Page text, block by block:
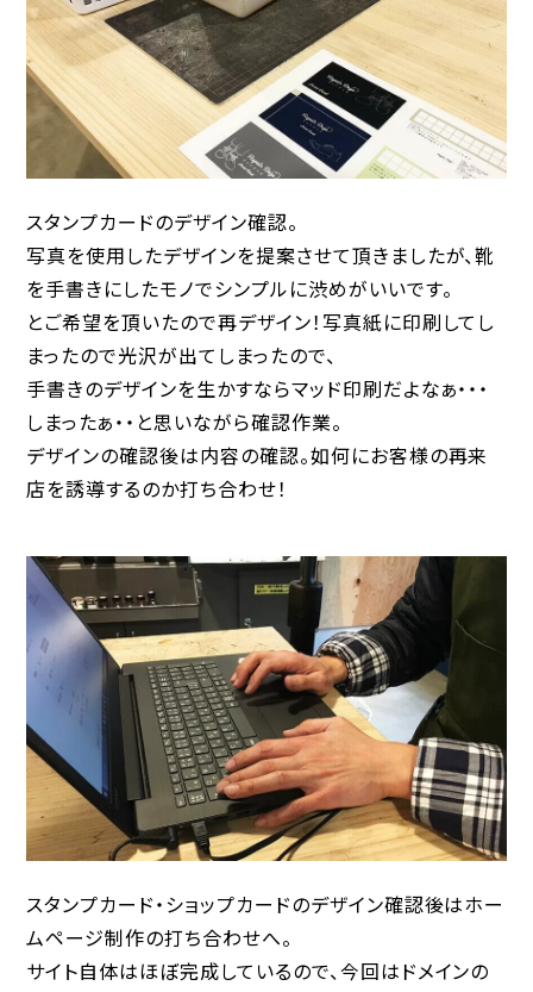
スタンプカードのデザイン確認。
写真を使用したデザインを提案させて頂きましたが、靴
を手書きにしたモノでシンプルに渋めがいいです。
とご希望を頂いたので再デザイン！写真紙に印刷してし
まったので光沢が出てしまったので、
手書きのデザインを生かすならマッド印刷だよなぁ・・・
しまったぁ・・と思いながら確認作業。
デザインの確認後は内容の確認。如何にお客様の再来
店を誘導するのか打ち合わせ！
スタンプカード・ショップカードのデザイン確認後はホー
ムページ制作の打ち合わせへ。
サイト自体はほぼ完成しているので、今回はドメインの